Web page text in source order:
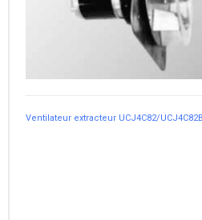
Ventilateur extracteur UCJ4C82/UCJ4C82B